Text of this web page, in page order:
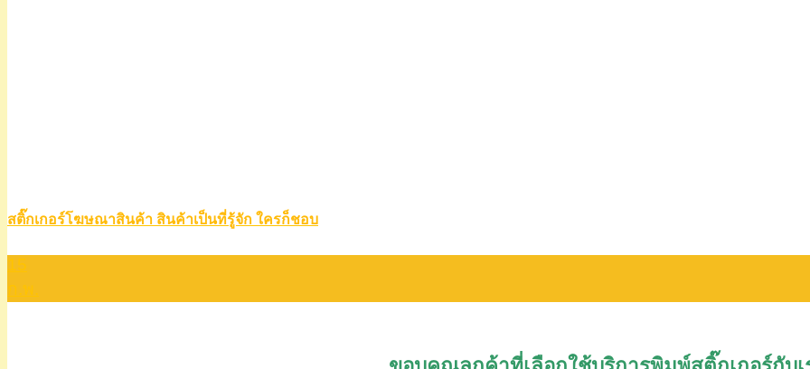
สติ๊กเกอร์โฆษณาสินค้า สินค้าเป็นที่รู้จัก ใครก็ชอบ
15
ก.พ.